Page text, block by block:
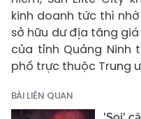
kinh doanh tức thì
sở hữu dư địa tăng
của tỉnh Quảng Ninh
phố trực thuộc Trung
BÀI LIÊN QUAN